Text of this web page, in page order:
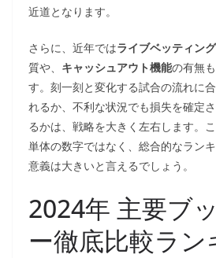
近道となります。
さらに、近年ではライブベッティン
質や、 キャッシュアウト機能の有無
す。刻一刻と変化する試合の流れに
れるか、不利な状況でも損失を確定
るかは、戦略を大きく左右します。
単体の数字ではなく、総合的なラン
意義は大きいと言えるでしょう。
2024年 主要ブ
ー徹底比較ラ